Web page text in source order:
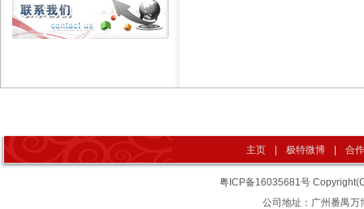
主页 极特微博 合
粤ICP备16035681号
公司地址：广州番禺